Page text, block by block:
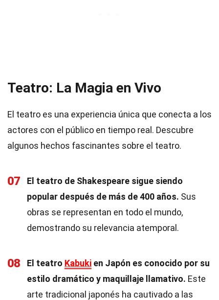
Teatro: La Magia en Vivo
El teatro es una experiencia única que conecta a los
actores con el público en tiempo real. Descubre
algunos hechos fascinantes sobre el teatro.
07
El teatro de Shakespeare sigue siendo
popular después de más de 400 años. Sus
obras se representan en todo el mundo,
demostrando su relevancia atemporal.
08 El teatro Kabuki en Japón es conocido por su
estilo dramático y maquillaje llamativo. Este
arte tradicional japonés ha cautivado a las